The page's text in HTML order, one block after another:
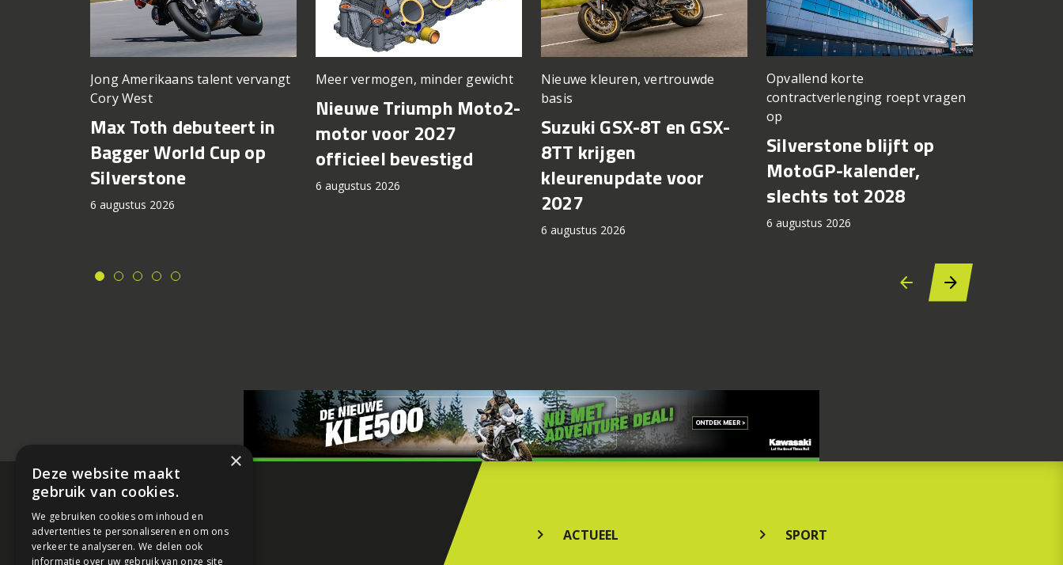
Jong Amerikaans talent vervangt
Cory West
Max Toth debuteert in
Bagger World Cup op
Silverstone
6 augustus 2026
Meer vermogen, minder gewicht
Nieuwe Triumph Moto2-
motor voor 2027
officieel bevestigd
6 augustus 2026
Nieuwe kleuren, vertrouwde
basis
Suzuki GSX-8T en GSX-
8TT krijgen
kleurenupdate voor
2027
6 augustus 2026
Opvallend korte
contractverlenging roept vragen
op
Silverstone blijft op
MotoGP-kalender,
slechts tot 2028
6 augustus 2026
ACTUEEL SPORT
×
Deze website maakt
gebruik van cookies.
We gebruiken cookies om inhoud en
advertenties te personaliseren en om ons
verkeer te analyseren. We delen ook
informatie over uw gebruik van onze site